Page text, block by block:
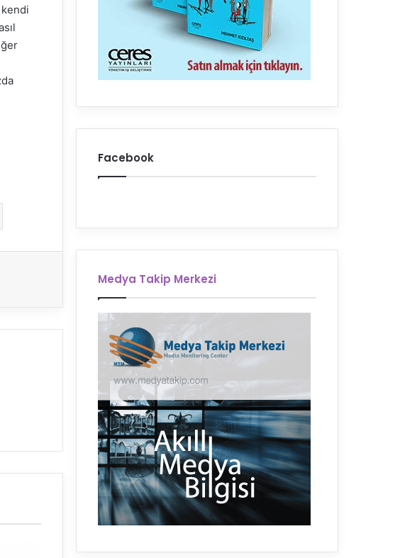
Facebook
Medya Takip Merkezi